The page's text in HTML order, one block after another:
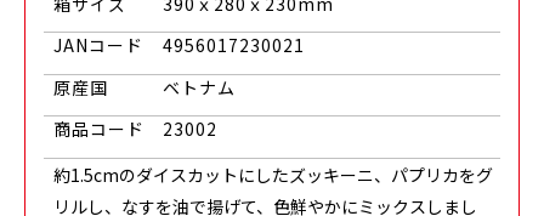
JANコード
4956017230021
原産国
ベトナム
商品コード
23002
約1.5cmのダイスカットにしたズッキーニ、パプリカをグ
リルし、なすを油で揚げて、色鮮やかにミックスしまし